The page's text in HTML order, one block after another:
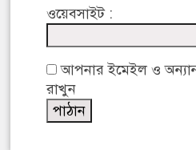
ওয়েবসাইট :
আপনার ইমেইল ও
রাখুন